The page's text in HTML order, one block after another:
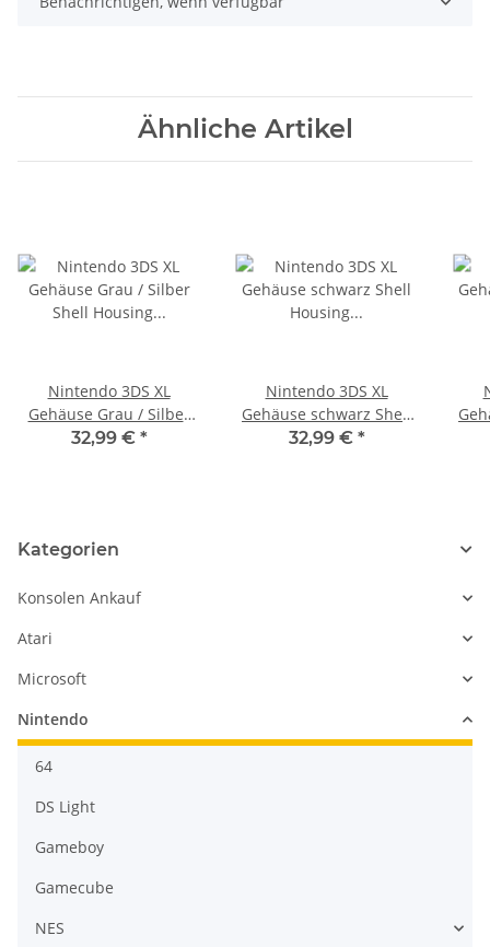
Ähnliche Artikel
Nintendo 3DS XL
Gehäuse Grau / Silber
Shell Housing
32,99 € *
Nintendo 3DS XL
Gehäuse schwarz Shell
Housing Ersatzgehäuse
32,99 € *
Kategorien
Konsolen Ankauf
Atari
Microsoft
Nintendo
64
DS Light
Gameboy
Gamecube
NES